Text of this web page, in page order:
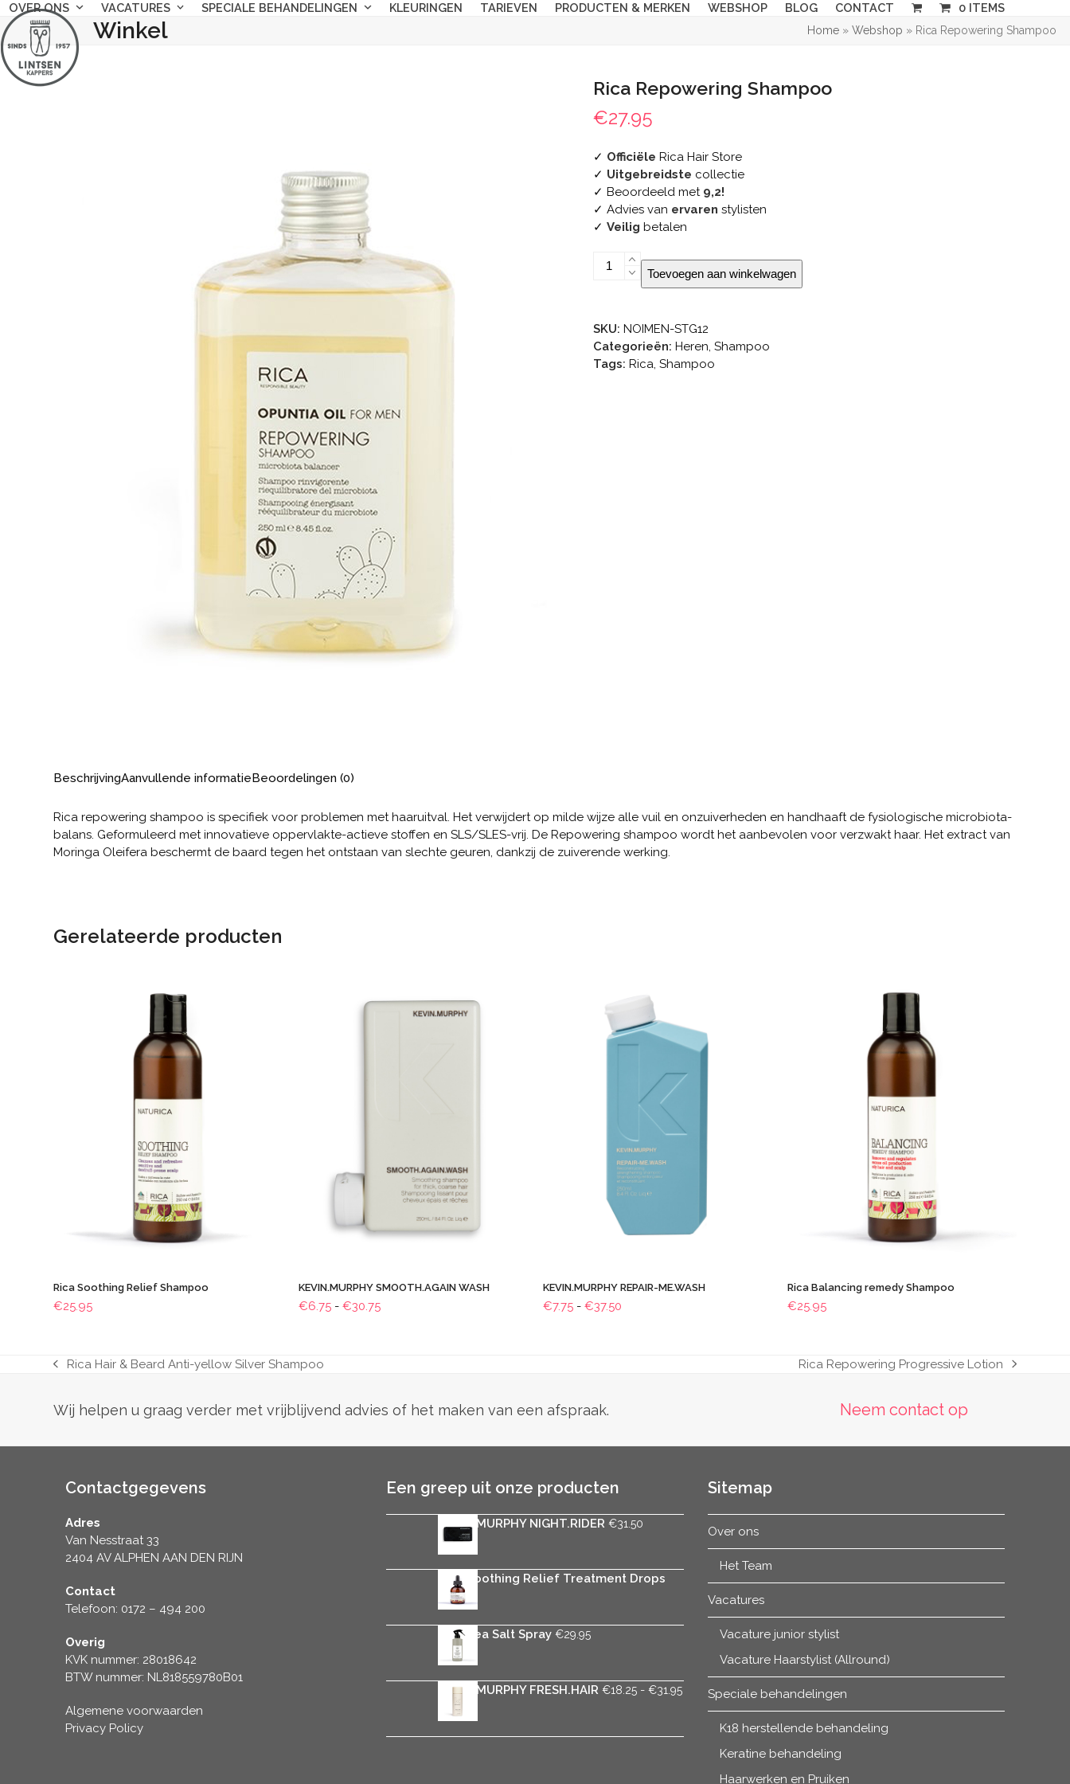
Skip
to
content
OVER ONS VACATURES SPECIALE BEHANDELINGEN KLEURINGEN TARIEVEN PRODUCTEN & MERKEN WEBSHOP BLOG CONTACT 0 ITEMS
Winkel Home» Webshop » Rica Repowering Shampoo
Rica Repowering Shampoo
€27.95
✓ Officiële Rica Hair Store
✓ Uitgebreidste collectie
✓ Beoordeeld met 9,2!
✓ Advies van ervaren stylisten
✓ Veilig betalen
Rica
RepoweringToevoegen aan winkelwagen
SKU: NOIMEN-STG12
Categorieën: Heren, Shampoo
Tags: Rica, Shampoo
BeschrijvingAanvullende informatieBeoordelingen (0)
Rica repowering shampoo is specifiek voor problemen met haaruitval. Het verwijdert op milde wijze alle vuil en onzuiverheden en handhaaft de fysiologische microbiota-
balans. Geformuleerd met innovatieve oppervlakte-actieve stoffen en SLS/SLES-vrij. De Repowering shampoo wordt het aanbevolen voor verzwakt haar. Het extract van
Moringa Oleifera beschermt de baard tegen het ontstaan ​​van slechte geuren, dankzij de zuiverende werking.
Gerelateerde producten
Rica Soothing Relief Shampoo
€25.95
KEVIN.MURPHY SMOOTH.AGAIN WASH
€6.75 - €30.75Prijsklasse:
KEVIN.MURPHY REPAIR-ME.WASH
€7.75 - €37.50Prijsklasse:
Rica Balancing remedy Shampoo
€25.95
previous
Rica Hair & Beard Anti-yellow Silver Shampoo
next
Rica Repowering Progressive Lotion
Wij helpen u graag verder met vrijblijvend advies of het maken van een afspraak. Neem contact op
Contactgegevens
Adres
Van Nesstraat 33
2404 AV ALPHEN AAN DEN RIJN
Contact
Telefoon: 0172 – 494 200
Overig
KVK nummer: 28018642
BTW nummer: NL818559780B01
Algemene voorwaarden
Privacy Policy
Een greep uit onze producten
KEVIN.MURPHY NIGHT.RIDER €31.50
Rica Soothing Relief Treatment Drops
29.95
Rica Sea Salt Spray €29.95
KEVIN.MURPHY FRESH.HAIR €18.25 - €31.95Prijsklasse:
Sitemap
Over ons
Het Team
Vacatures
Vacature junior stylist
Vacature Haarstylist (Allround)
Speciale behandelingen
K18 herstellende behandeling
Keratine behandeling
Haarwerken en Pruiken